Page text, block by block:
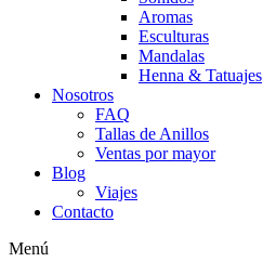
Aromas
Esculturas
Mandalas
Henna & Tatuajes
Nosotros
FAQ
Tallas de Anillos
Ventas por mayor
Blog
Viajes
Contacto
Menú